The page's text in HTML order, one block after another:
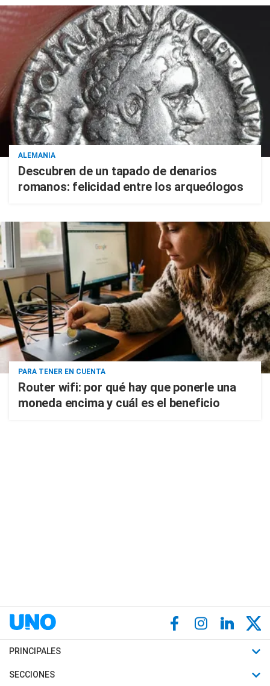
ALEMANIA
Descubren de un tapado de denarios
romanos: felicidad entre los arqueólogos
PARA TENER EN CUENTA
Router wifi: por qué hay que ponerle una
moneda encima y cuál es el beneficio
PRINCIPALES
Últimas Noticias
SECCIONES